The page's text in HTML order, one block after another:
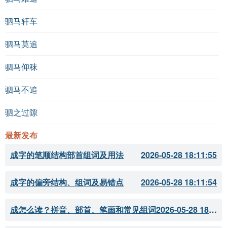
驷马轩车
驷马莫追
驷马仰秣
驷马不追
驷之过隙
最新发布
成字的笔顺结构部首组词及用法
2026-05-28 18:11:55
成字的偏旁结构、组词及易错点 2026-05-28 18:11:54
成怎么读？拼音、部首、笔画和常见组词 2026-05-28 18:11:51